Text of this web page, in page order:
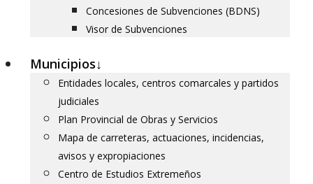
Concesiones de Subvenciones (BDNS)
Visor de Subvenciones
Municipios↓
Entidades locales, centros comarcales y partidos
judiciales
Plan Provincial de Obras y Servicios
Mapa de carreteras, actuaciones, incidencias,
avisos y expropiaciones
Centro de Estudios Extremeños